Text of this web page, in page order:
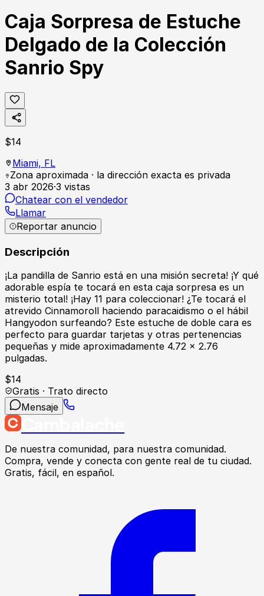
Caja Sorpresa de Estuche
Delgado de la Colección
Sanrio Spy
$14
Miami, FL
Zona aproximada · la dirección exacta es privada
3 abr 2026·3 vistas
Chatear con el vendedor
Llamar
Reportar anuncio
Descripción
¡La pandilla de Sanrio está en una misión secreta! ¡Y qué
adorable espía te tocará en esta caja sorpresa es un
misterio total! ¡Hay 11 para coleccionar! ¿Te tocará el
atrevido Cinnamoroll haciendo paracaidismo o el hábil
Hangyodon surfeando? Este estuche de doble cara es
perfecto para guardar tarjetas y otras pertenencias
pequeñas y mide aproximadamente 4.72 x 2.76
pulgadas.
$14
Gratis · Trato directo
Mensaje
De nuestra comunidad, para nuestra comunidad.
Compra, vende y conecta con gente real de tu ciudad.
Gratis, fácil, en español.